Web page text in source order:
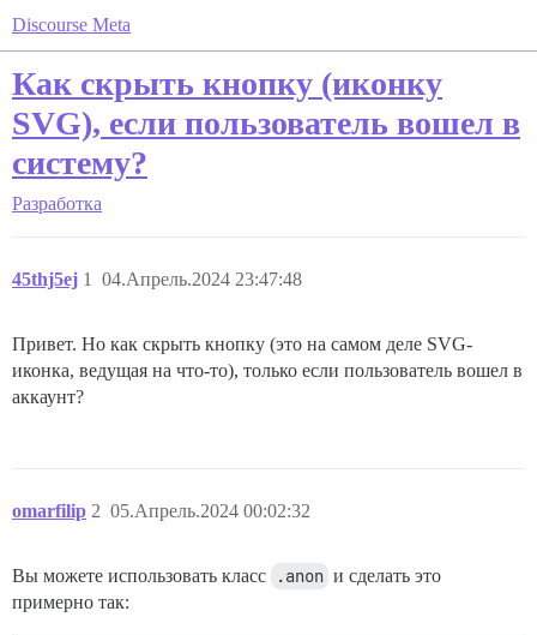
Discourse Meta
Как скрыть кнопку (иконку
SVG), если пользователь вошел в
систему?
Разработка
45thj5ej 04.Апрель.2024 23:47:48
1
Привет. Но как скрыть кнопку (это на самом деле SVG-
иконка, ведущая на что-то), только если пользователь вошел в
аккаунт?
omarfilip 05.Апрель.2024 00:02:32
2
Вы можете использовать класс .anon и сделать это
примерно так: